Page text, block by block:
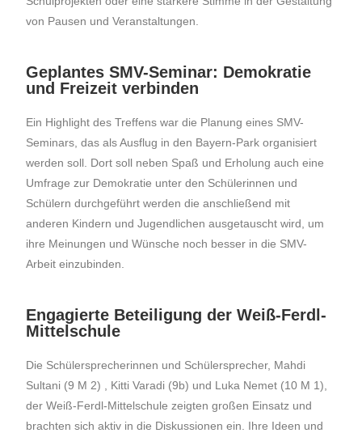
von Pausen und Veranstaltungen.
Geplantes SMV-Seminar: Demokratie
und Freizeit verbinden​
Ein Highlight des Treffens war die Planung eines SMV-
Seminars, das als Ausflug in den Bayern-Park organisiert
werden soll. Dort soll neben Spaß und Erholung auch eine
Umfrage zur Demokratie unter den Schülerinnen und
Schülern durchgeführt werden die anschließend mit
anderen Kindern und Jugendlichen ausgetauscht wird, um
ihre Meinungen und Wünsche noch besser in die SMV-
Arbeit einzubinden.
Engagierte Beteiligung der Weiß-Ferdl-
Mittelschule
Die Schülersprecherinnen und Schülersprecher, Mahdi
Sultani (9 M 2) , Kitti Varadi (9b) und Luka Nemet (10 M 1),
der Weiß-Ferdl-Mittelschule zeigten großen Einsatz und
brachten sich aktiv in die Diskussionen ein. Ihre Ideen und